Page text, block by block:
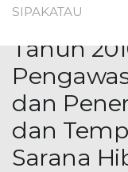
SIPAKATAU
Tahun
dan
dan
Sarana